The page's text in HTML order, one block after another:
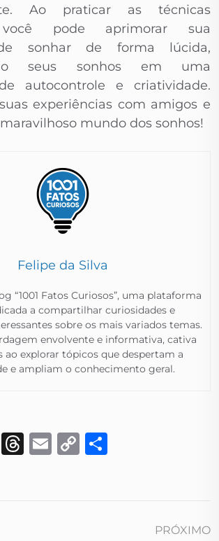
Ao praticar as técnicas
você pode aprimorar sua
sonhar de forma lúcida,
seus sonhos em uma
autocontrole e criatividade.
experiências com amigos e
mundo dos sonhos!
Felipe da Silva
“1001 Fatos Curiosos”, uma plataforma
a compartilhar curiosidades e
sobre os mais variados temas.
envolvente e informativa, cativa
ao explorar tópicos que despertam a
e ampliam o conhecimento geral.​
X Threads
Email
Copy
PRÓXIMO